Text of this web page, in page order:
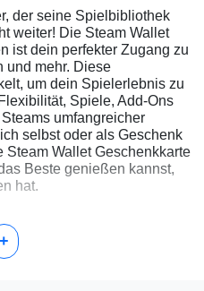
der seine Spielbibliothek
weiter! Die Steam Wallet
ist dein perfekter Zugang zu
und mehr. Diese
um dein Spielerlebnis zu
Spiele, Add-Ons
umfangreicher
selbst oder als Geschenk
Steam Wallet Geschenkkarte
Beste genießen kannst,
hat.
deiner Steam
INR Indien
+